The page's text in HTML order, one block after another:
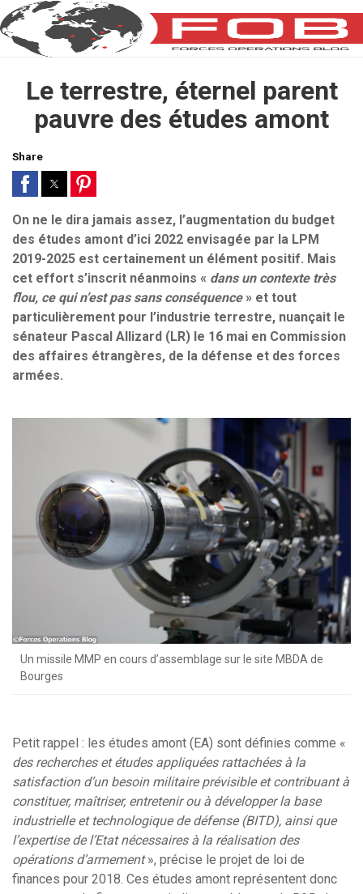
Le terrestre, éternel parent
pauvre des études amont
Share
On ne le dira jamais assez, l’augmentation du budget
des études amont d’ici 2022 envisagée par la LPM
2019-2025 est certainement un élément positif. Mais
cet effort s’inscrit néanmoins « dans un contexte très
flou, ce qui n’est pas sans conséquence» et tout
particulièrement pour l’industrie terrestre, nuançait le
sénateur Pascal Allizard (LR) le 16 mai en Commission
des affaires étrangères, de la défense et des forces
armées.
Un missile MMP en cours d’assemblage sur le site MBDA de
Bourges
Petit rappel : les études amont (EA) sont définies comme «
des recherches et études appliquées rattachées à la
satisfaction d’un besoin militaire prévisible et contribuant à
constituer, maîtriser, entretenir ou à développer la base
industrielle et technologique de défense (BITD), ainsi que
l’expertise de l’Etat nécessaires à la réalisation des
opérations d’armement», précise le projet de loi de
finances pour 2018. Ces études amont représentent donc